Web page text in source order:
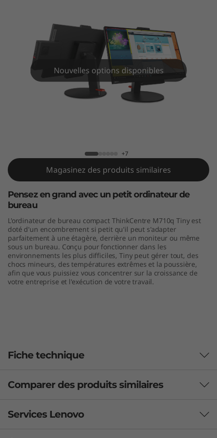
T
h
n
k
C
e
7
Nouvelles options disponibles
+7
Magasinez des produits similaires
Pensez en grand avec un petit ordinateur de
bureau
L'ordinateur de bureau compact ThinkCentre M710q Tiny est
doté d'un encombrement si petit qu'il peut s'adapter
parfaitement à une étagère, derrière un moniteur ou même
sous un bureau. Conçu pour fonctionner dans les
environnements les plus difficiles, Tiny peut gérer tout, des
chocs mineurs, des températures extrêmes et la poussière,
afin que vous puissiez vous concentrer sur la croissance de
votre entreprise et l'exécution de votre travail.
Fiche technique
Performances
Processeur
Comparer des produits similaires
3 Produits similaires sélectionnés UAT
Services Lenovo